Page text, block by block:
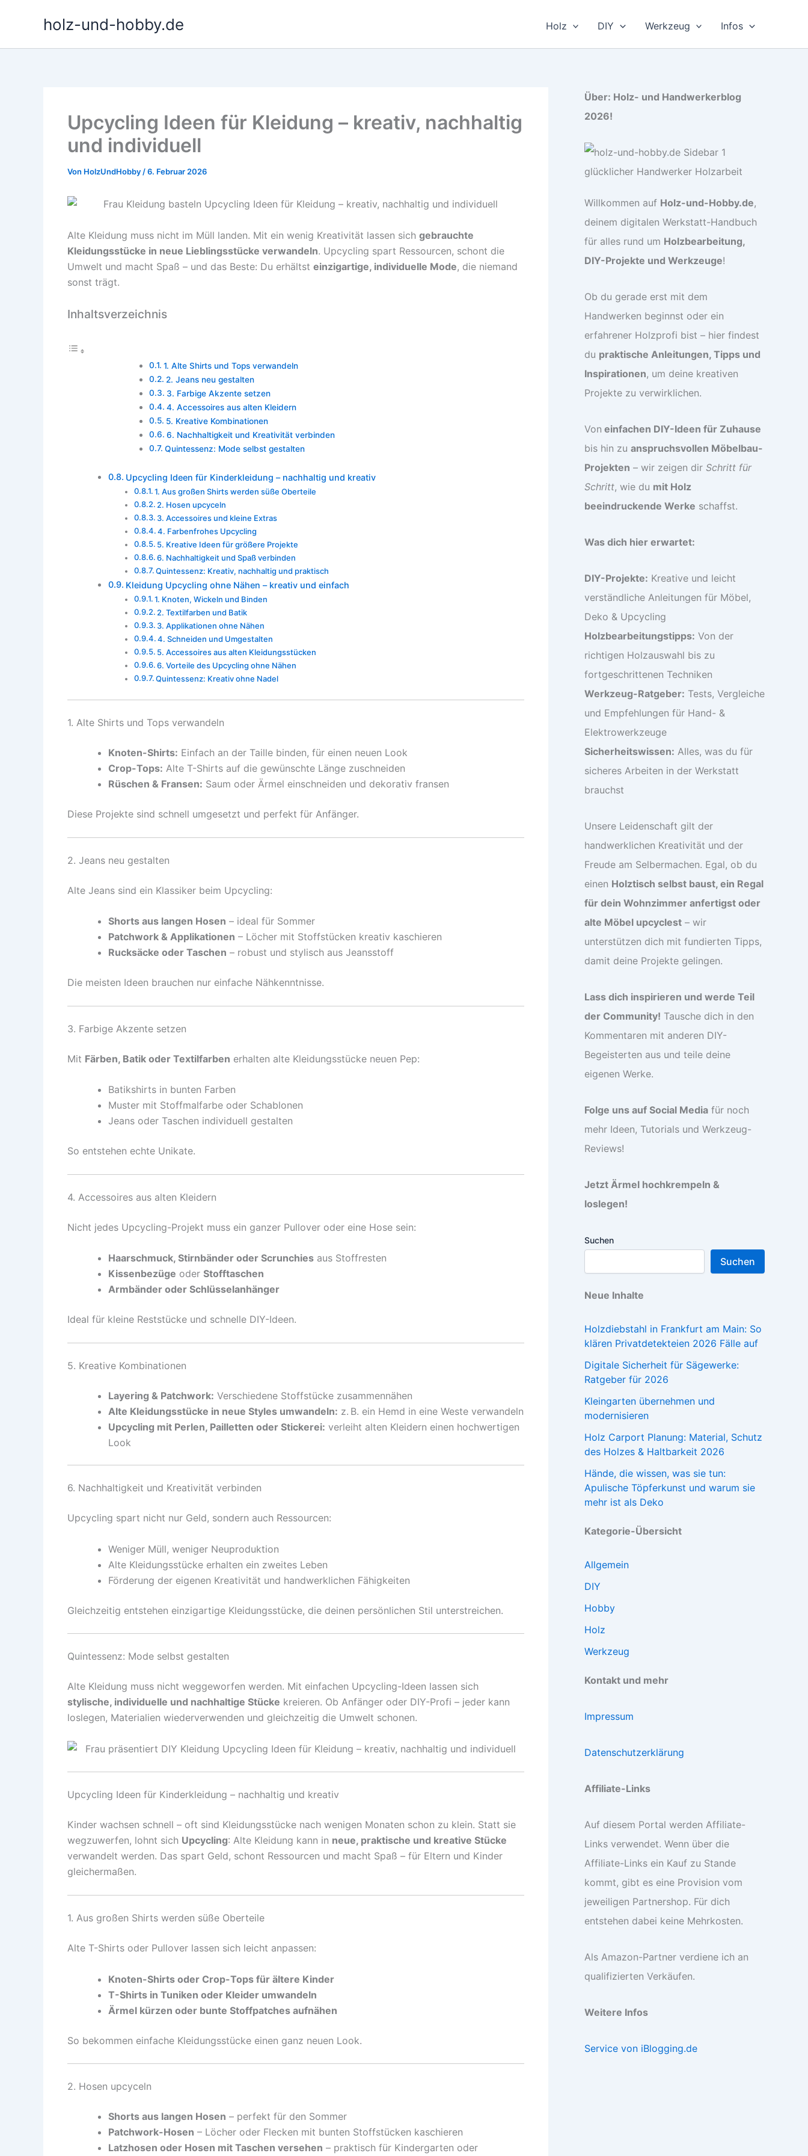
holz-und-hobby.de Holz DIY Werkzeug Infos
Upcycling Ideen für Kleidung – kreativ, nachhaltig
und individuell
Von HolzUndHobby /6. Februar 2026
Alte Kleidung muss nicht im Müll landen. Mit ein wenig Kreativität lassen sich gebrauchte
Kleidungsstücke in neue Lieblingsstücke verwandeln. Upcycling spart Ressourcen, schont die
Umwelt und macht Spaß – und das Beste: Du erhältst einzigartige, individuelle Mode, die niemand
sonst trägt.
Inhaltsverzeichnis
1. Alte Shirts und Tops verwandeln
2. Jeans neu gestalten
3. Farbige Akzente setzen
4. Accessoires aus alten Kleidern
5. Kreative Kombinationen
6. Nachhaltigkeit und Kreativität verbinden
Quintessenz: Mode selbst gestalten
Upcycling Ideen für Kinderkleidung – nachhaltig und kreativ
1. Aus großen Shirts werden süße Oberteile
2. Hosen upcyceln
3. Accessoires und kleine Extras
4. Farbenfrohes Upcycling
5. Kreative Ideen für größere Projekte
6. Nachhaltigkeit und Spaß verbinden
Quintessenz: Kreativ, nachhaltig und praktisch
Kleidung Upcycling ohne Nähen – kreativ und einfach
1. Knoten, Wickeln und Binden
2. Textilfarben und Batik
3. Applikationen ohne Nähen
4. Schneiden und Umgestalten
5. Accessoires aus alten Kleidungsstücken
6. Vorteile des Upcycling ohne Nähen
Quintessenz: Kreativ ohne Nadel
1. Alte Shirts und Tops verwandeln
Knoten-Shirts: Einfach an der Taille binden, für einen neuen Look
Crop-Tops: Alte T-Shirts auf die gewünschte Länge zuschneiden
Rüschen & Fransen: Saum oder Ärmel einschneiden und dekorativ fransen
Diese Projekte sind schnell umgesetzt und perfekt für Anfänger.
2. Jeans neu gestalten
Alte Jeans sind ein Klassiker beim Upcycling:
Shorts aus langen Hosen – ideal für Sommer
Patchwork & Applikationen – Löcher mit Stoffstücken kreativ kaschieren
Rucksäcke oder Taschen – robust und stylisch aus Jeansstoff
Die meisten Ideen brauchen nur einfache Nähkenntnisse.
3. Farbige Akzente setzen
Mit Färben, Batik oder Textilfarben erhalten alte Kleidungsstücke neuen Pep:
Batikshirts in bunten Farben
Muster mit Stoffmalfarbe oder Schablonen
Jeans oder Taschen individuell gestalten
So entstehen echte Unikate.
4. Accessoires aus alten Kleidern
Nicht jedes Upcycling-Projekt muss ein ganzer Pullover oder eine Hose sein:
Haarschmuck, Stirnbänder oder Scrunchies aus Stoffresten
Kissenbezüge oder Stofftaschen
Armbänder oder Schlüsselanhänger
Ideal für kleine Reststücke und schnelle DIY-Ideen.
5. Kreative Kombinationen
Layering & Patchwork: Verschiedene Stoffstücke zusammennähen
Alte Kleidungsstücke in neue Styles umwandeln: z. B. ein Hemd in eine Weste verwandeln
Upcycling mit Perlen, Pailletten oder Stickerei: verleiht alten Kleidern einen hochwertigen
Look
6. Nachhaltigkeit und Kreativität verbinden
Upcycling spart nicht nur Geld, sondern auch Ressourcen:
Weniger Müll, weniger Neuproduktion
Alte Kleidungsstücke erhalten ein zweites Leben
Förderung der eigenen Kreativität und handwerklichen Fähigkeiten
Gleichzeitig entstehen einzigartige Kleidungsstücke, die deinen persönlichen Stil unterstreichen.
Quintessenz: Mode selbst gestalten
Alte Kleidung muss nicht weggeworfen werden. Mit einfachen Upcycling-Ideen lassen sich
stylische, individuelle und nachhaltige Stücke kreieren. Ob Anfänger oder DIY-Profi – jeder kann
loslegen, Materialien wiederverwenden und gleichzeitig die Umwelt schonen.
Upcycling Ideen für Kinderkleidung – nachhaltig und kreativ
Kinder wachsen schnell – oft sind Kleidungsstücke nach wenigen Monaten schon zu klein. Statt sie
wegzuwerfen, lohnt sich Upcycling: Alte Kleidung kann in neue, praktische und kreative Stücke
verwandelt werden. Das spart Geld, schont Ressourcen und macht Spaß – für Eltern und Kinder
gleichermaßen.
1. Aus großen Shirts werden süße Oberteile
Alte T-Shirts oder Pullover lassen sich leicht anpassen:
Knoten-Shirts oder Crop-Tops für ältere Kinder
T-Shirts in Tuniken oder Kleider umwandeln
Ärmel kürzen oder bunte Stoffpatches aufnähen
So bekommen einfache Kleidungsstücke einen ganz neuen Look.
2. Hosen upcyceln
Shorts aus langen Hosen – perfekt für den Sommer
Patchwork-Hosen – Löcher oder Flecken mit bunten Stoffstücken kaschieren
Latzhosen oder Hosen mit Taschen versehen – praktisch für Kindergarten oder
Über: Holz- und Handwerkerblog
2026!
Willkommen auf Holz-und-Hobby.de,
deinem digitalen Werkstatt-Handbuch
für alles rund um Holzbearbeitung,
DIY-Projekte und Werkzeuge!
Ob du gerade erst mit dem
Handwerken beginnst oder ein
erfahrener Holzprofi bist – hier findest
du praktische Anleitungen, Tipps und
Inspirationen, um deine kreativen
Projekte zu verwirklichen.
Von einfachen DIY-Ideen für Zuhause
bis hin zu anspruchsvollen Möbelbau-
Projekten – wir zeigen dir Schritt für
Schritt, wie du mit Holz
beeindruckende Werke schaffst.
Was dich hier erwartet:
DIY-Projekte: Kreative und leicht
verständliche Anleitungen für Möbel,
Deko & Upcycling
Holzbearbeitungstipps: Von der
richtigen Holzauswahl bis zu
fortgeschrittenen Techniken
Werkzeug-Ratgeber: Tests, Vergleiche
und Empfehlungen für Hand- &
Elektrowerkzeuge
Sicherheitswissen: Alles, was du für
sicheres Arbeiten in der Werkstatt
brauchst
Unsere Leidenschaft gilt der
handwerklichen Kreativität und der
Freude am Selbermachen. Egal, ob du
einen Holztisch selbst baust, ein Regal
für dein Wohnzimmer anfertigst oder
alte Möbel upcyclest – wir
unterstützen dich mit fundierten Tipps,
damit deine Projekte gelingen.
Lass dich inspirieren und werde Teil
der Community! Tausche dich in den
Kommentaren mit anderen DIY-
Begeisterten aus und teile deine
eigenen Werke.
Folge uns auf Social Media für noch
mehr Ideen, Tutorials und Werkzeug-
Reviews!
Jetzt Ärmel hochkrempeln &
loslegen!
Suchen
Suchen
Neue Inhalte
Holzdiebstahl in Frankfurt am Main: So
klären Privatdetekteien 2026 Fälle auf
Digitale Sicherheit für Sägewerke:
Ratgeber für 2026
Kleingarten übernehmen und
modernisieren
Holz Carport Planung: Material, Schutz
des Holzes & Haltbarkeit 2026
Hände, die wissen, was sie tun:
Apulische Töpferkunst und warum sie
mehr ist als Deko
Kategorie-Übersicht
Allgemein
DIY
Hobby
Holz
Werkzeug
Kontakt und mehr
Impressum
Datenschutzerklärung
Affiliate-Links
Auf diesem Portal werden Affiliate-
Links verwendet. Wenn über die
Affiliate-Links ein Kauf zu Stande
kommt, gibt es eine Provision vom
jeweiligen Partnershop. Für dich
entstehen dabei keine Mehrkosten.
Als Amazon-Partner verdiene ich an
qualifizierten Verkäufen.
Weitere Infos
Service von iBlogging.de